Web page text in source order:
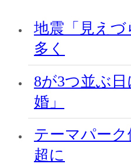
地震「見え
多く
8が3つ並ぶ
婚」
テーマパーク
超に